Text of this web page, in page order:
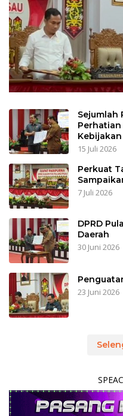
Sejumlah
Perhatian
Kebijakan
15 Juli 2026
Perkuat
7 Juli 2026
DPRD
Daerah
30 Juni 2026
23 Juni 2026